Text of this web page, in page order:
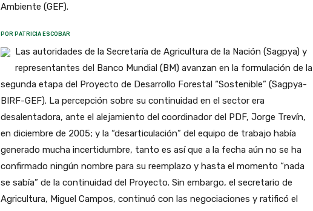
Ambiente (GEF).
POR PATRICIA ESCOBAR
Las autoridades de la Secretaría de Agricultura de la Nación (Sagpya) y
representantes del Banco Mundial (BM) avanzan en la formulación de la
segunda etapa del Proyecto de Desarrollo Forestal “Sostenible” (Sagpya-
BIRF-GEF). La percepción sobre su continuidad en el sector era
desalentadora, ante el alejamiento del coordinador del PDF, Jorge Trevín,
en diciembre de 2005; y la “desarticulación” del equipo de trabajo había
generado mucha incertidumbre, tanto es así que a la fecha aún no se ha
confirmado ningún nombre para su reemplazo y hasta el momento “nada
se sabía” de la continuidad del Proyecto. Sin embargo, el secretario de
Agricultura, Miguel Campos, continuó con las negociaciones y ratificó el